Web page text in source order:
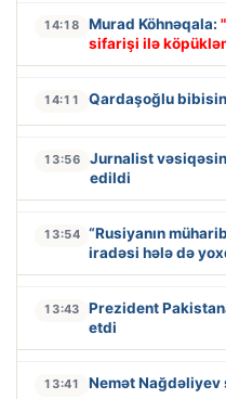
14:18 Murad Köhnəqala:
sifarişi ilə
14:11 Qardaşoğlu
13:56
Jurnalist
edildi
13:54 “Rusiyanın
iradəsi hələ də
13:43
Prezident
etdi
13:41 Nemət